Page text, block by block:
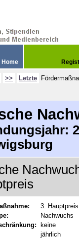
Home
>> Letzte
3. Hauptpreis
Nachwuchs
keine
jährlich